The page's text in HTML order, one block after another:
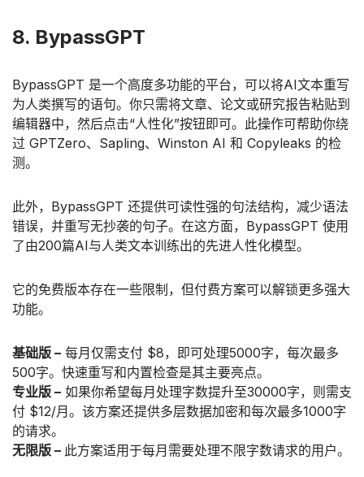
8. BypassGPT
BypassGPT 是一个高度多功能的平台，可以将AI文本重写
为人类撰写的语句。你只需将文章、论文或研究报告粘贴到
编辑器中，然后点击“人性化”按钮即可。此操作可帮助你绕
过 GPTZero、Sapling、Winston AI 和 Copyleaks 的检
测。
此外，BypassGPT 还提供可读性强的句法结构，减少语法
错误，并重写无抄袭的句子。在这方面，BypassGPT 使用
了由200篇AI与人类文本训练出的先进人性化模型。
它的免费版本存在一些限制，但付费方案可以解锁更多强大
功能。
基础版 – 每月仅需支付 $8，即可处理5000字，每次最多
500字。快速重写和内置检查是其主要亮点。
专业版 – 如果你希望每月处理字数提升至30000字，则需支
付 $12/月。该方案还提供多层数据加密和每次最多1000字
的请求。
无限版 – 此方案适用于每月需要处理不限字数请求的用户。